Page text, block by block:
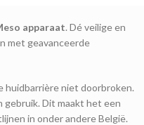
apparaat. Dé veilige en
met geavanceerde
niet doorbroken.
gebruik. Dit maakt het een
in onder andere België.